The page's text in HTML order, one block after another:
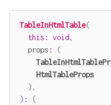
TableInHtmlTable(
this: void,
  props
:
(
HtmlTableProps
),
) :
{